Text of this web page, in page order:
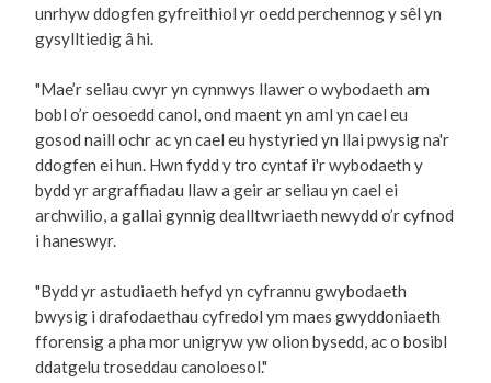
unrhyw ddogfen gyfreithiol yr oedd perchennog y sêl yn
gysylltiedig â hi.
"Mae’r seliau cwyr yn cynnwys llawer o wybodaeth am
bobl o’r oesoedd canol, ond maent yn aml yn cael eu
gosod naill ochr ac yn cael eu hystyried yn llai pwysig na'r
ddogfen ei hun. Hwn fydd y tro cyntaf i'r wybodaeth y
bydd yr argraffiadau llaw a geir ar seliau yn cael ei
archwilio, a gallai gynnig dealltwriaeth newydd o’r cyfnod
i haneswyr.
"Bydd yr astudiaeth hefyd yn cyfrannu gwybodaeth
bwysig i drafodaethau cyfredol ym maes gwyddoniaeth
fforensig a pha mor unigryw yw olion bysedd, ac o bosibl
ddatgelu troseddau canoloesol."